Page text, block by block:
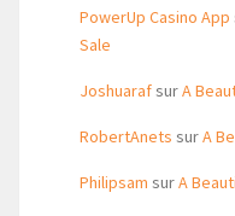
PowerUp Casino App
Sale
JoshuarafsurA
RobertAnets surA
Philipsam surA